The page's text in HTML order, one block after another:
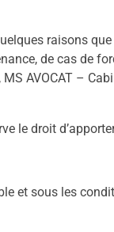
raisons
de cas de
AVOCAT –
le droit
et sous les